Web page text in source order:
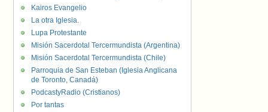
Kairos Evangelio
La otra Iglesia.
Lupa Protestante
Misión Sacerdotal Tercermundista (Argentina)
Misión Sacerdotal Tercermundista (Chile)
Parroquia de San Esteban (Iglesia Anglicana
de Toronto, Canadá)
PodcastyRadio (Cristianos)
Por tantas